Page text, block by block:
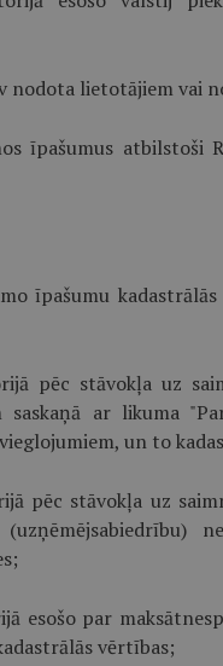
nodota lietotājiem vai
īpašumus atbilstoši
īpašumu
pēc stāvokļa uz
saskaņā ar likuma
un to
pēc stāvokļa uz
esošo par
vērtības;